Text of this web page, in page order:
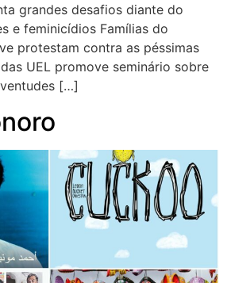
grandes desafios diante do
e feminicídios Famílias do
protestam contra as péssimas
UEL promove seminário sobre
[…]